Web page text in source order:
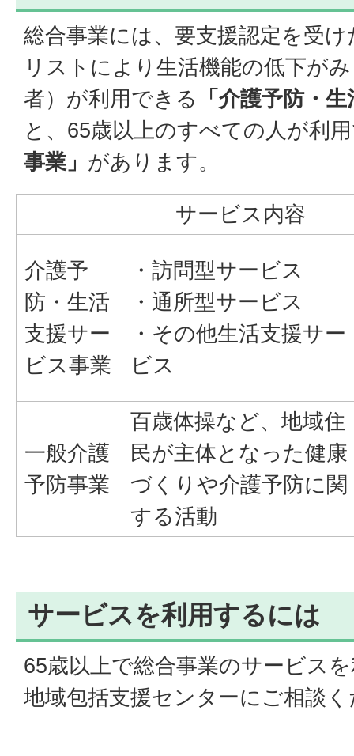
総合事業には、要支援認定を受
リストにより生活機能の低下が
者）が利用できる
「介護予防・
と、65歳以上のすべての人が利
事業」 があります。
サービス内容
介護予
防・生活
支援サー
ビス事業
・訪問型サービス
・通所型サービス
・その他生活支援サー
ビス
一般介護
予防事業
百歳体操など、地域住
民が主体となった健康
づくりや介護予防に関
する活動
サービスを利用するには
65歳以上で総合事業のサービス
地域包括支援センターにご相談